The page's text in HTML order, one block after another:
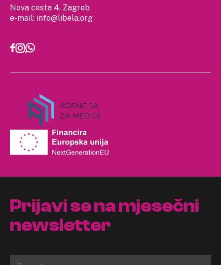
Nova cesta 4, Zagreb
e-mail: info@libela.org
Prijavi se na mjesečni
newsletter